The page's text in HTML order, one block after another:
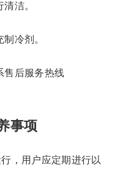
洁。
冷剂。
售后服务热线
事项
，用户应定期进行以